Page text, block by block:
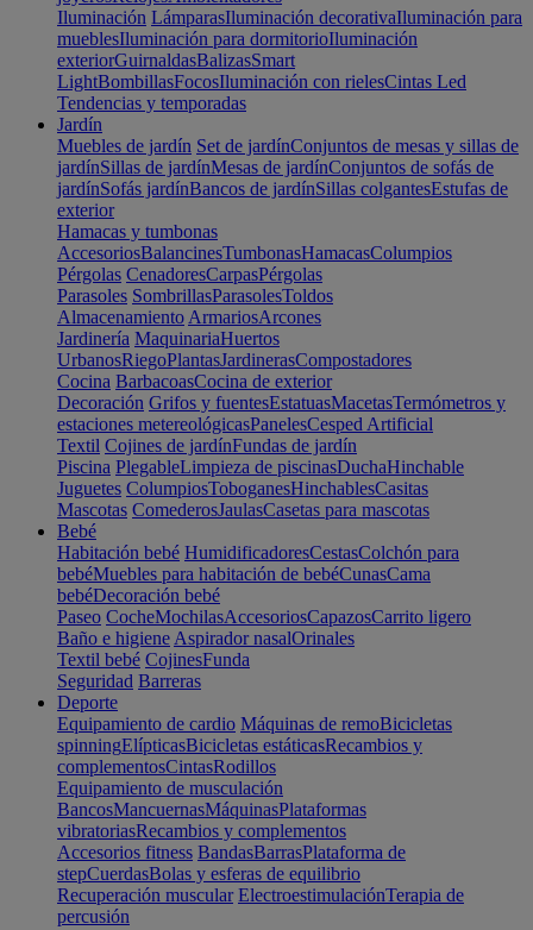
Iluminación LámparasIluminación decorativaIluminación para
mueblesIluminación para dormitorioIluminación
exteriorGuirnaldasBalizasSmart
LightBombillasFocosIluminación con rielesCintas Led
Tendencias y temporadas
Jardín
Muebles de jardín Set de jardínConjuntos de mesas y sillas de
jardínSillas de jardínMesas de jardínConjuntos de sofás de
jardínSofás jardínBancos de jardínSillas colgantesEstufas de
exterior
Hamacas y tumbonas
AccesoriosBalancinesTumbonasHamacasColumpios
Pérgolas CenadoresCarpasPérgolas
Parasoles SombrillasParasolesToldos
Almacenamiento ArmariosArcones
Jardinería MaquinariaHuertos
UrbanosRiegoPlantasJardinerasCompostadores
Cocina BarbacoasCocina de exterior
Decoración Grifos y fuentesEstatuasMacetasTermómetros y
estaciones metereológicasPanelesCesped Artificial
Textil Cojines de jardínFundas de jardín
Piscina PlegableLimpieza de piscinasDuchaHinchable
Juguetes ColumpiosToboganesHinchablesCasitas
Mascotas ComederosJaulasCasetas para mascotas
Bebé
Habitación bebé HumidificadoresCestasColchón para
bebéMuebles para habitación de bebéCunasCama
bebéDecoración bebé
Paseo CocheMochilasAccesoriosCapazosCarrito ligero
Baño e higiene Aspirador nasalOrinales
Textil bebé CojinesFunda
Seguridad Barreras
Deporte
Equipamiento de cardio Máquinas de remoBicicletas
spinningElípticasBicicletas estáticasRecambios y
complementosCintasRodillos
Equipamiento de musculación
BancosMancuernasMáquinasPlataformas
vibratoriasRecambios y complementos
Accesorios fitness BandasBarrasPlataforma de
stepCuerdasBolas y esferas de equilibrio
Recuperación muscular ElectroestimulaciónTerapia de
percusión